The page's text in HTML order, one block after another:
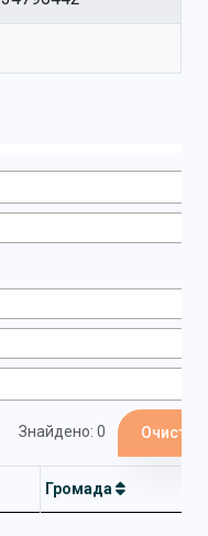
Знайдено: 0
Громада